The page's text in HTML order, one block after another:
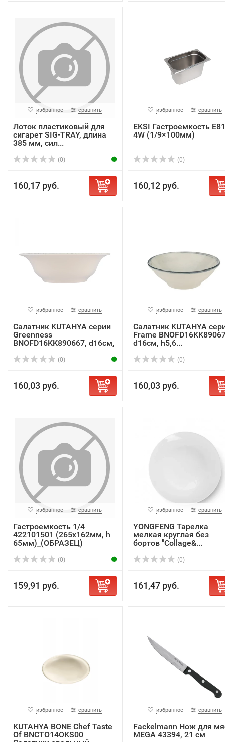
избранное сравнить
Лоток пластиковый для
сигарет SIG-TRAY, длина
385 мм, сил...
(0)
160,17 руб.
избранное сравнить
EKSI Гастроемкость
4W (1/9×100мм)
(0)
160,12 руб.
избранное сравнить
Салатник KUTAHYA серии
Greenness
BNOFD16KK890667, d16см,
(0)
160,03 руб.
избранное сравнить
Салатник KUTAHYA
Frame
d16см, h5,6...
(0)
160,03 руб.
избранное сравнить
Гастроемкость 1/4
422101501 (265x162мм, h
65мм)_(ОБРАЗЕЦ)
(0)
159,91 руб.
избранное сравнить
YONGFENG Тарелка
мелкая круглая без
бортов "Collage&...
(0)
161,47 руб.
избранное сравнить
KUTAHYA BONE Chef Taste
Of BNCTO14OKS00
избранное сравнить
Fackelmann Нож для
MEGA 43394, 21 см